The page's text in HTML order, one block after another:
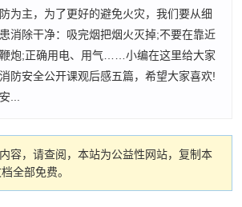
为主，为了更好的避免火灾，我们要从细
消除干净：吸完烟把烟火灭掉;不要在靠近
炮;正确用电、用气……小编在这里给大家
防安全公开课观后感五篇，希望大家喜欢!
...
容，请查阅，本站为公益性网站，复制本
全部免费。